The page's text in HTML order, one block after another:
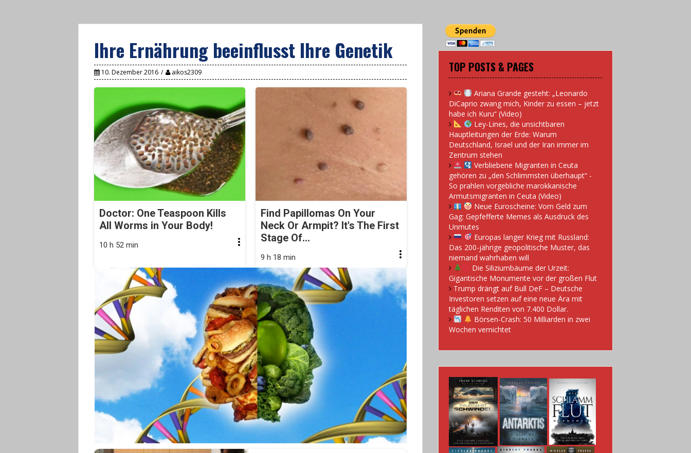
Ihre Ernährung beeinflusst Ihre Genetik
10. Dezember 2016 aikos2309
Doctor: One Teaspoon Kills
All Worms in Your Body!
10 h 52 min
Find Papillomas On Your
Neck Or Armpit? It's The First
Stage Of...
9 h 18 min
TOP POSTS & PAGES
Ariana Grande gesteht: „Leonardo
DiCaprio zwang mich, Kinder zu essen – jetzt
habe ich Kuru“ (Video)
Ley-Lines, die unsichtbaren
Hauptleitungen der Erde: Warum
Deutschland, Israel und der Iran immer im
Zentrum stehen
Verbliebene Migranten in Ceuta
gehören zu „den Schlimmsten überhaupt“ -
So prahlen vorgebliche marokkanische
Armutsmigranten in Ceuta (Video)
Neue Euroscheine: Vom Geld zum
Gag: Gepfefferte Memes als Ausdruck des
Unmutes
Europas langer Krieg mit Russland:
Das 200-jährige geopolitische Muster, das
niemand wahrhaben will
Die Siliziumbäume der Urzeit:
Gigantische Monumente vor der großen Flut
Trump drängt auf Bull DeF – Deutsche
Investoren setzen auf eine neue Ära mit
täglichen Renditen von 7.400 Dollar.
Börsen-Crash: 50 Milliarden in zwei
Wochen vernichtet